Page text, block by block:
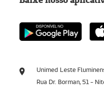
Unimed Leste
Rua Dr. Borman, 51 -